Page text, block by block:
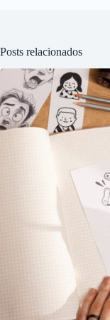
Posts relacionados